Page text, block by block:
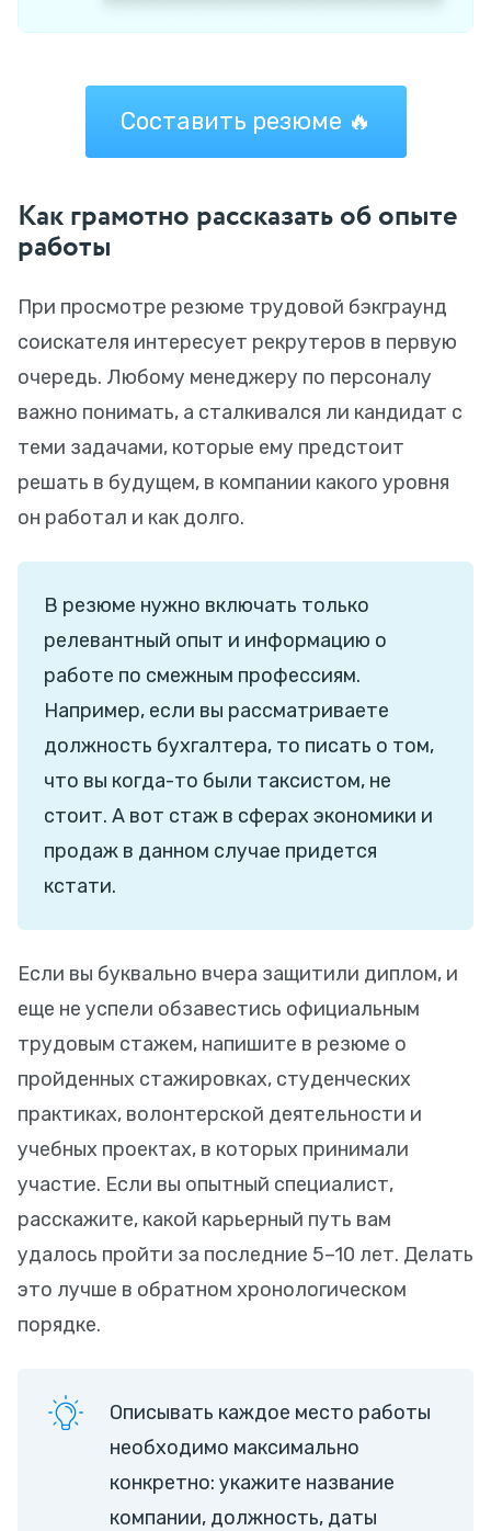
Составить резюме 🔥
Как грамотно рассказать об опыте
работы
При просмотре резюме трудовой бэкграунд
соискателя интересует рекрутеров в первую
очередь. Любому менеджеру по персоналу
важно понимать, а сталкивался ли кандидат с
теми задачами, которые ему предстоит
решать в будущем, в компании какого уровня
он работал и как долго.
В резюме нужно включать только
релевантный опыт и информацию о
работе по смежным профессиям.
Например, если вы рассматриваете
должность бухгалтера, то писать о том,
что вы когда-то были таксистом, не
стоит. А вот стаж в сферах экономики и
продаж в данном случае придется
кстати.
Если вы буквально вчера защитили диплом, и
еще не успели обзавестись официальным
трудовым стажем, напишите в резюме о
пройденных стажировках, студенческих
практиках, волонтерской деятельности и
учебных проектах, в которых принимали
участие. Если вы опытный специалист,
расскажите, какой карьерный путь вам
удалось пройти за последние 5–10 лет. Делать
это лучше в обратном хронологическом
порядке.
Описывать каждое место работы
необходимо максимально
конкретно: укажите название
компании, должность, даты